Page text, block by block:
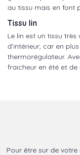
au tissu mais en font
Tissu lin
Le lin est un tissu
d’intérieur, car en
thermorégulateur.
fraicheur en été et de
Pour être sur de